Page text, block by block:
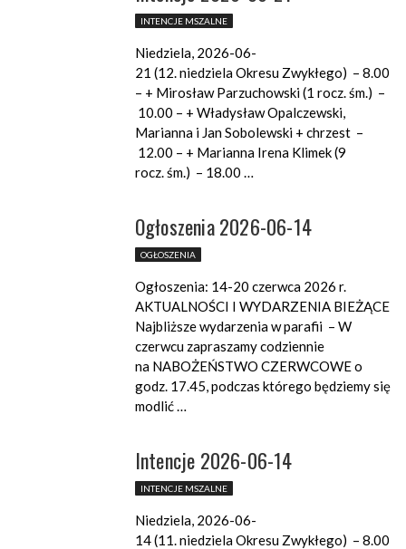
INTENCJE MSZALNE
Niedziela, 2026-06-
21 (12. niedziela Okresu Zwykłego) – 8.00
– + Mirosław Parzuchowski (1 rocz. śm.) –
10.00 – + Władysław Opalczewski,
Marianna i Jan Sobolewski + chrzest –
12.00 – + Marianna Irena Klimek (9
rocz. śm.) – 18.00 …
Ogłoszenia 2026-06-14
OGŁOSZENIA
Ogłoszenia: 14-20 czerwca 2026 r.
AKTUALNOŚCI I WYDARZENIA BIEŻĄCE
Najbliższe wydarzenia w parafii – W
czerwcu zapraszamy codziennie
na NABOŻEŃSTWO CZERWCOWE o
godz. 17.45, podczas którego będziemy się
modlić …
Intencje 2026-06-14
INTENCJE MSZALNE
Niedziela, 2026-06-
14 (11. niedziela Okresu Zwykłego) – 8.00